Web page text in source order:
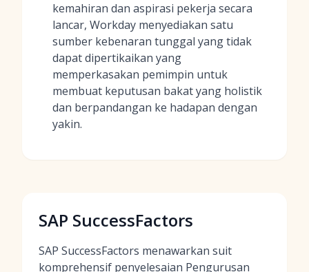
kemahiran dan aspirasi pekerja secara
lancar, Workday menyediakan satu
sumber kebenaran tunggal yang tidak
dapat dipertikaikan yang
memperkasakan pemimpin untuk
membuat keputusan bakat yang holistik
dan berpandangan ke hadapan dengan
yakin.
SAP SuccessFactors
SAP SuccessFactors menawarkan suit
komprehensif penyelesaian Pengurusan